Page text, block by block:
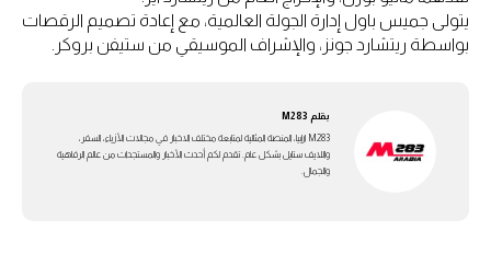
يتولى جميس باول إدارة الجولة العالمية، مع إعادة تصميم الرقصات
بواسطة ريتشارد جونز، والإشراف الموسيقي من ستيفن بروكر.
بقلم M283
M283 ارابيا، المنصة المثالية لمتابعة مختلف الاخبار في مجالات الأزياء، السفر،
واللايف ستايل بشكل عام. تقدم لكم أحدث الأخبار والمستجدات من عالم الرفاهية
والجمال.